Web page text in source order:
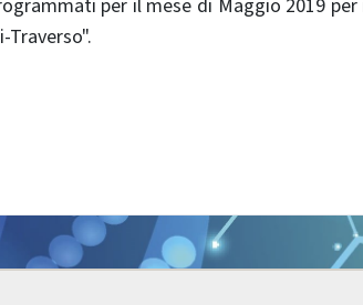
per il mese di Maggio 2019 per
Traverso".